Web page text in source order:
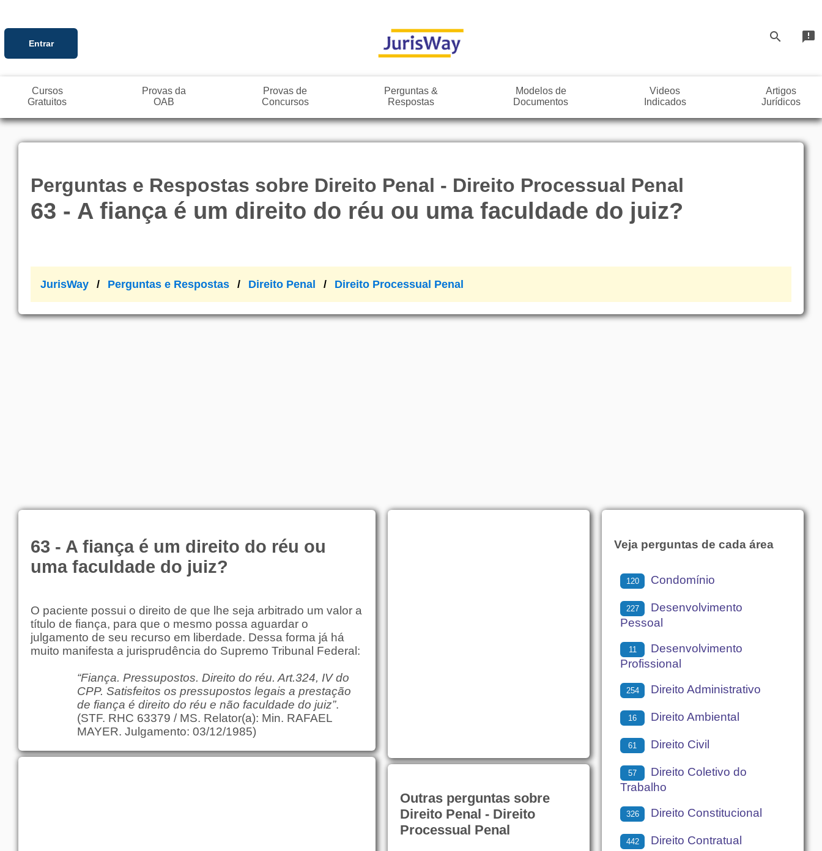
Entrar search announcement
Cursos
Gratuitos
Provas da
OAB
Provas de
Concursos
Perguntas &
Respostas
Modelos de
Documentos
Videos
Indicados
Artigos
Jurídicos
Perguntas e Respostas sobre Direito Penal - Direito Processual Penal
63 - A fiança é um direito do réu ou uma faculdade do juiz?
JurisWay Perguntas e Respostas Direito Penal Direito Processual Penal
63 - A fiança é um direito do réu ou
uma faculdade do juiz?
O paciente possui o direito de que lhe seja arbitrado um valor a
título de fiança, para que o mesmo possa aguardar o
julgamento de seu recurso em liberdade. Dessa forma já há
muito manifesta a jurisprudência do Supremo Tribunal Federal:
“Fiança. Pressupostos. Direito do réu. Art.324, IV do
CPP. Satisfeitos os pressupostos legais a prestação
de fiança é direito do réu e não faculdade do juiz”.
(STF. RHC 63379 / MS. Relator(a): Min. RAFAEL
MAYER. Julgamento: 03/12/1985)
Outras perguntas sobre
Direito Penal - Direito
Processual Penal
Veja perguntas de cada área
120 Condomínio
227
Desenvolvimento
Pessoal
11
Desenvolvimento
Profissional
254 Direito Administrativo
16 Direito Ambiental
61 Direito Civil
57
Direito Coletivo do
Trabalho
326 Direito Constitucional
442 Direito Contratual